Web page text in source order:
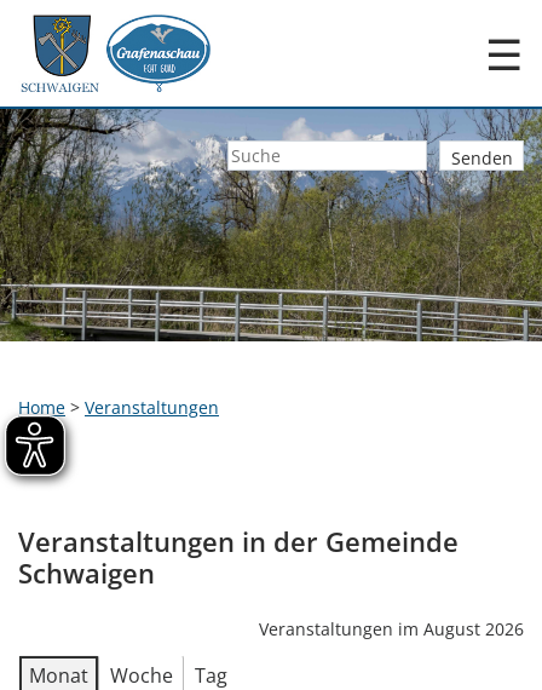
☰
Home > Veranstaltungen
Veranstaltungen in der Gemeinde
Schwaigen
Veranstaltungen im August 2026
Monat Woche Tag